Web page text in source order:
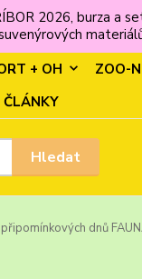
2026, burza a
+ OH
ZOO-
ČLÁNKY
Hledat
dnů